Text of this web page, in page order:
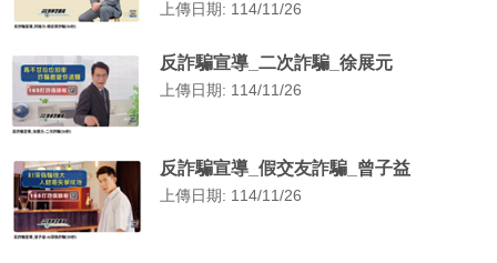
上傳日期: 114/11/26
反詐騙宣導_二次詐騙_徐展元
上傳日期: 114/11/26
反詐騙宣導_假交友詐騙_曾子益
上傳日期: 114/11/26